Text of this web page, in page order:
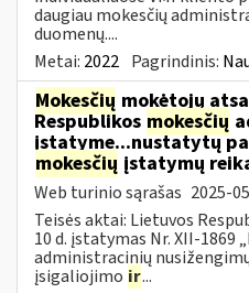
daugiau mokesčių
duomenų....
Metai: 2022 Pagrindinis:
Mokesčių mokėtojų
Respublikos mokesčių
įstatyme...nustatytų
mokesčių įstatymų
Web turinio sąrašas 2025-
Teisės aktai: Lietuvos
10 d. įstatymas Nr. XII-1869
administracinių
įsigaliojimo ir...